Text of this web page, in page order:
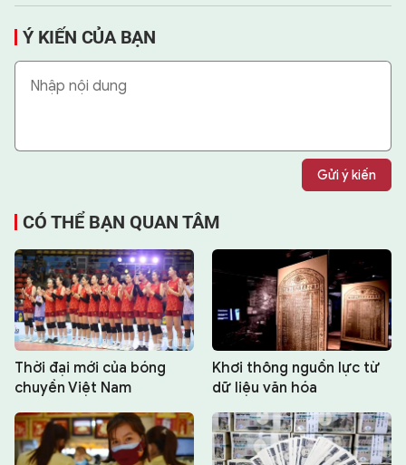
Ý KIẾN CỦA BẠN
Gửi ý kiến
CÓ THỂ BẠN QUAN TÂM
Thời đại mới của bóng
chuyền Việt Nam
Khơi thông nguồn lực từ
dữ liệu văn hóa